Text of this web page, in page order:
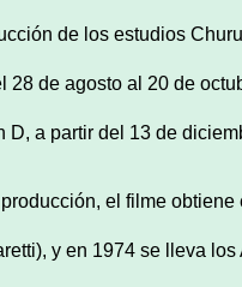
de los estudios
28 de agosto al 20 de
a partir del 13 de
el filme
y en 1974 se lleva